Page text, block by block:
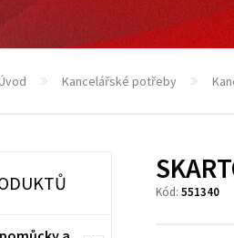
Kancelářské potřeby
Kód: 551340